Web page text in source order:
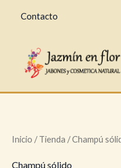
Contacto
Inicio /Tienda / Champú
Champú sólido